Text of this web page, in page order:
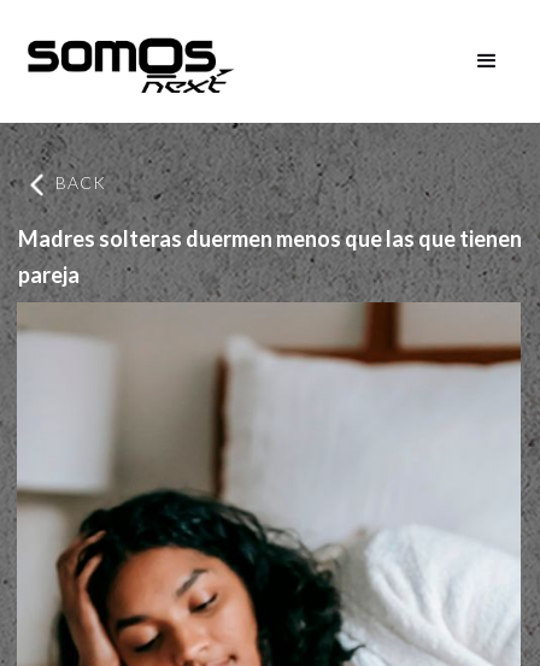
BACK
Madres solteras duermen menos que las que tienen
pareja